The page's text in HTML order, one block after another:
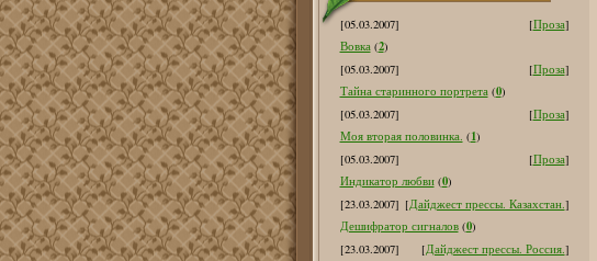
[05.03.2007] [Проза]
Вовка (2)
[05.03.2007]
[Проза]
Тайна старинного портрета (0)
[05.03.2007]
[Проза]
Моя вторая половинка. (1)
[05.03.2007]
[Проза]
Индикатор любви (0)
[23.03.2007] [Дайджест прессы. Казахстан.]
Дешифратор сигналов (0)
[23.03.2007]
[Дайджест прессы. Россия.]